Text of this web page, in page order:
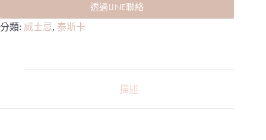
透過LINE聯絡
分類: 威士忌, 泰斯卡
描述